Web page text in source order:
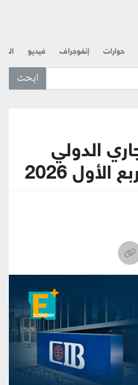
حوارات إنفوجراف فيديو
الدولي